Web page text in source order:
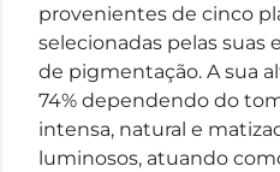
provenientes de cinco
selecionadas pelas suas
de pigmentação. A sua
74% dependendo do
intensa, natural e
luminosos, atuando